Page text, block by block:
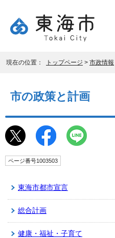
現在の位置： トップページ > 市政情報
市の政策と計画
ページ番号1003503
東海市都市宣言
総合計画
健康・福祉・子育て